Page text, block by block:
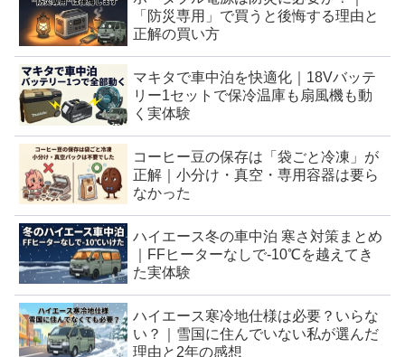
「防災専用」で買うと後悔する理由と
正解の買い方
マキタで車中泊を快適化｜18Vバッテ
リー1セットで保冷温庫も扇風機も動
く実体験
コーヒー豆の保存は「袋ごと冷凍」が
正解｜小分け・真空・専用容器は要ら
なかった
ハイエース冬の車中泊 寒さ対策まとめ
｜FFヒーターなしで-10℃を越えてき
た実体験
ハイエース寒冷地仕様は必要？いらな
い？｜雪国に住んでいない私が選んだ
理由と2年の感想